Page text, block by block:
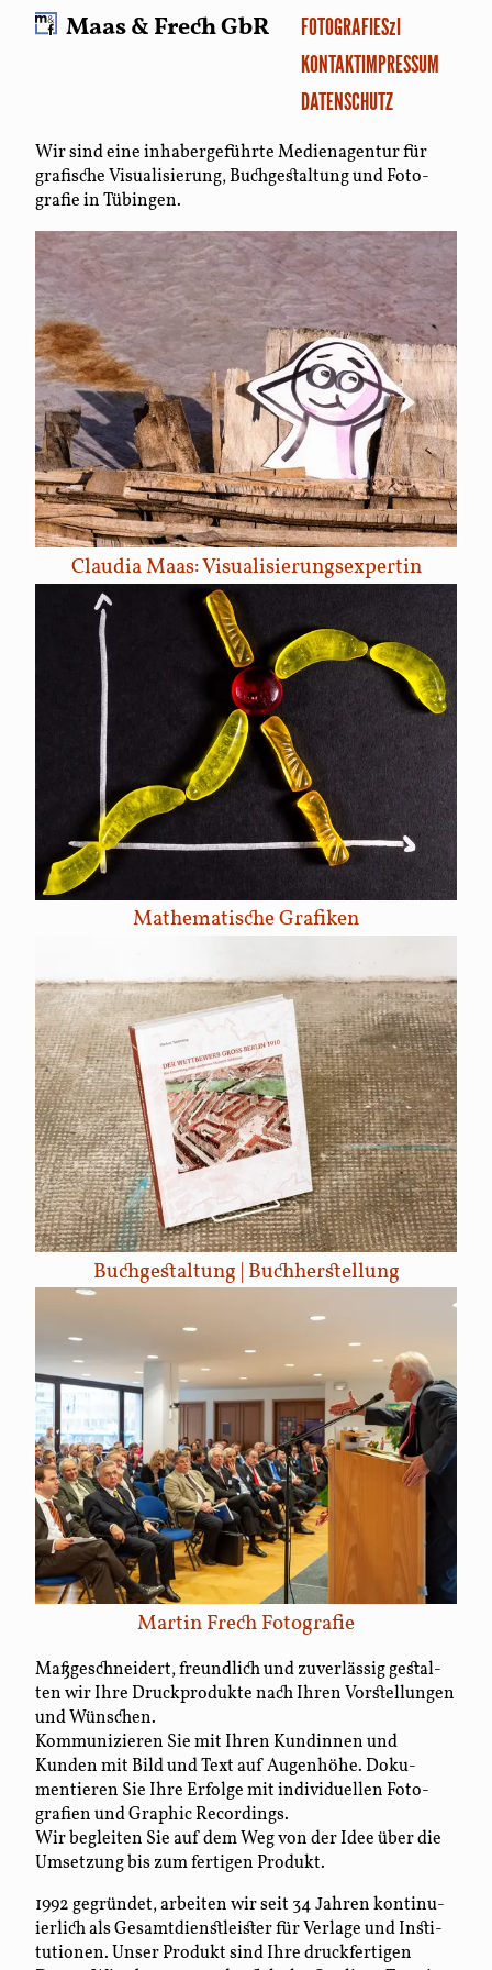
Maas &Frech GbR FOTOGRAFIESzI
KONTAKTIMPRESSUM
DATENSCHUTZ
Wir sind eine inhaber­ge­führte Medien­agentur für
grafische Visualisierung, Buch­gestal­tung und Foto­
grafie in Tübingen.
Claudia Maas: Visualisierungsexpertin
Mathematische Grafiken
Buchgestaltung | Buchherstellung
Martin Frech Fotografie
Maß­geschneidert, freund­lich und zu­ver­lässig gestal­
ten wir Ihre Druck­produkte nach Ihren Vor­stellungen
und Wünschen.
Kommu­nizieren Sie mit Ihren Kundinnen und
Kunden mit Bild und Text auf Augen­höhe. Doku­
mentieren Sie Ihre Erfolge mit indi­viduellen Foto­
grafien und Graphic Record­ings.
Wir begleiten Sie auf dem Weg von der Idee über die
Um­setzung bis zum fertigen Produkt.
1992 gegründet, arbeiten wir seit 34 Jahren kon­ti­nu­
ier­lich als Gesamt­dienst­leister für Verlage und Insti­
tu­tionen. Unser Produkt sind Ihre druck­fer­tigen